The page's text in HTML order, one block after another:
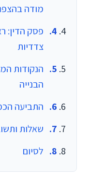
מודה
פסק הדין:
צדדיות
הנקודות
הבנייה
התביעה
שאלות
לסיום